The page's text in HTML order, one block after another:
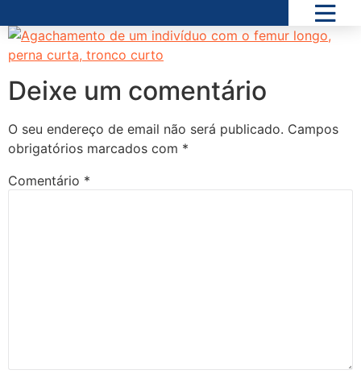
Deixe um comentário
O seu endereço de email não será publicado. Campos
obrigatórios marcados com *
Comentário *